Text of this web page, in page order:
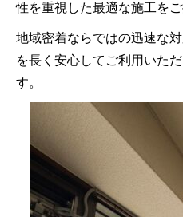
性を重視した最適な施工をご
地域密着ならではの迅速な
を長く安心してご利用いた
す。